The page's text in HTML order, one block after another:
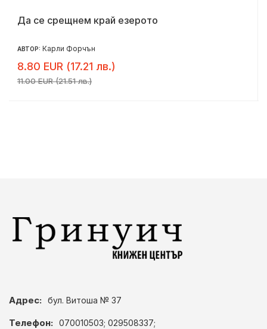
Да се срещнем край езерото
АВТОР: Карли Форчън
8.80 EUR (17.21 лв.)
11.00 EUR (21.51 лв.)
Адрес: бул. Витоша № 37
Телефон: 070010503; 029508337;